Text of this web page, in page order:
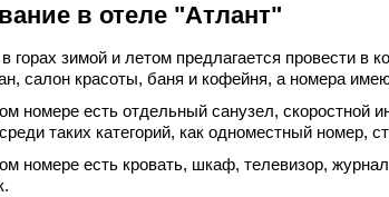
в отеле "Атлант"
горах зимой и летом предлагается провести в
салон красоты, баня и кофейня, а номера
номере есть отдельный санузел, скоростной
таких категорий, как одноместный номер,
номере есть кровать, шкаф, телевизор,